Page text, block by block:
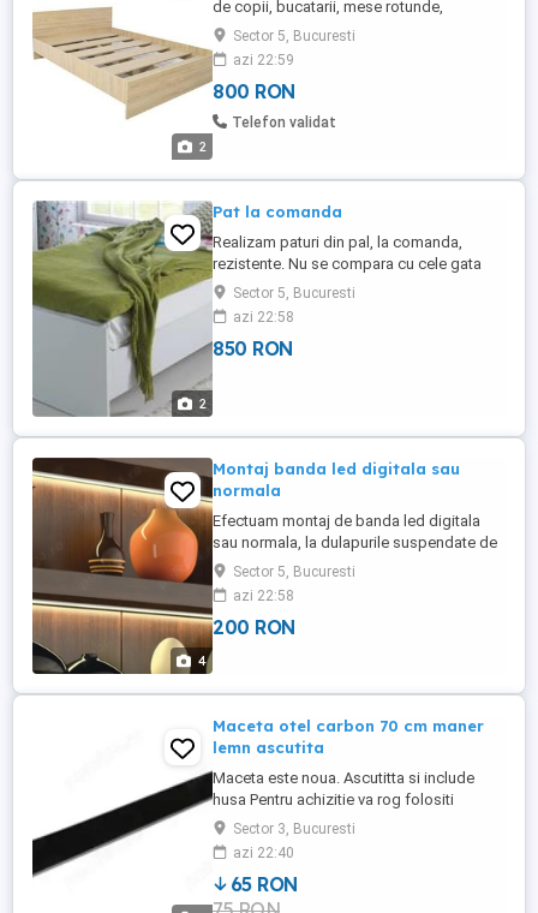
2
de copii, bucatarii, mese rotunde,
dreptunghiulare sau patrate. Putem
efectua mobila in totalitate pentru
apartamente de inchiriat. Detalii la telefon
Sector 5, Bucuresti
azi 22:59
800 RON
Telefon validat
2
Pat la comanda
Realizam paturi din pal, la comanda,
rezistente. Nu se compara cu cele gata
facute, deoarece intariturile le executam in
functie de denivelarile din pardoseala.
Pentru masuratori si detalii, va rog sa nu
ezitati sa ne contactati la tel
Sector 5, Bucuresti
azi 22:58
850 RON
4
Montaj banda led digitala sau
normala
Efectuam montaj de banda led digitala
sau normala, la dulapurile suspendate de
la bucatarie, sertare, usile glisante ale
sifonierului, pentru camera copilului,
pentru camera de gaming, scafe din rigips
- iluminat indirect. Sunati sau whatsapp
Sector 5, Bucuresti
azi 22:58
200 RON
Maceta otel carbon 70 cm maner
lemn ascutita
Maceta este noua. Ascutitta si include
husa Pentru achizitie va rog folositi
mesageria. Prefer predare personala dar
pot trimite si colet.
Sector 3, Bucuresti
azi 22:40
65 RON